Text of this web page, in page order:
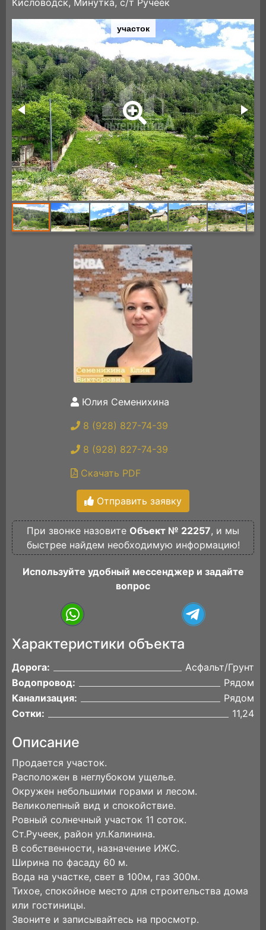
Кисловодск, Минутка, с/т Ручеек
участок
Юлия Семенихина
8 (928) 827-74-39
8 (928) 827-74-39
Скачать PDF
Отправить заявку
При звонке назовите Объект № 22257, и мы
быстрее найдем необходимую информацию!
Используйте удобный мессенджер и задайте
вопрос
Характеристики объекта
Дорога:
Асфальт/Грунт
Водопровод:
Рядом
Канализация:
Рядом
Сотки:
11,24
Описание
Продается участок.
Расположен в неглубоком ущелье.
Окружен небольшими горами и лесом.
Великолепный вид и спокойствие.
Ровный солнечный участок 11 соток.
Ст.Ручеек, район ул.Калинина.
В собственности, назначение ИЖС.
Ширина по фасаду 60 м.
Вода на участке, свет в 100м, газ 300м.
Тихое, спокойное место для строительства дома
или гостиницы.
Звоните и записывайтесь на просмотр.